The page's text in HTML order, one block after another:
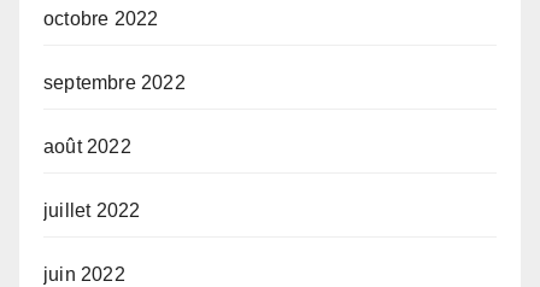
octobre 2022
septembre 2022
août 2022
juillet 2022
juin 2022